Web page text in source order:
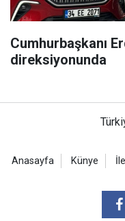
Cumhurbaşkanı
direksiyonunda
Anasayfa Künye